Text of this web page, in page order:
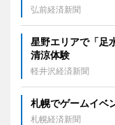
弘前経済新聞
星野エリアで「足
清涼体験
軽井沢経済新聞
札幌でゲームイベ
札幌経済新聞